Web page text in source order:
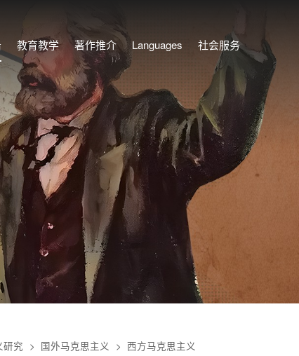
教育教学 著作推介 Languages 社会服务
研究 > 国外马克思主义 > 西方马克思主义